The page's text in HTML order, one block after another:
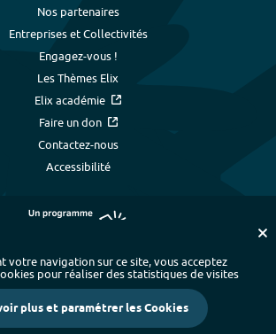
Nos partenaires
Entreprises et Collectivités
Engagez-vous !
Les Thèmes Elix
Elix académie
Faire un don
Contactez-nous
Accessibilité
du site - Index alphabétique
-
données personnelles
- Paramétrer les cookies
Crédits
votre navigation sur ce site, vous acceptez
pour réaliser des statistiques de visites
plus et paramétrer les Cookies